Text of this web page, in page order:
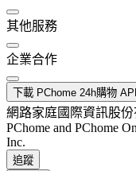
其他服務
企業合作
下載 PChome 24h購物
網路家庭國際資訊股
PChome and PChome
Inc.
追蹤